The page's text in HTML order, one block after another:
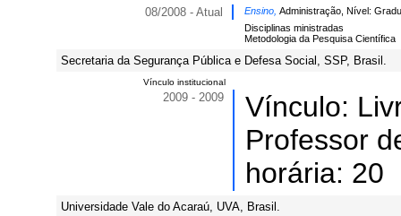
08/2008 - Atual Ensino, Administração, Nível:
Disciplinas ministradas
Metodologia da Pesquisa Científica
Secretaria da Segurança Pública e Defesa Social, SSP, Brasil.
Vínculo institucional
2009 - 2009
Vínculo:
Professor
horária: 20
Universidade Vale do Acaraú, UVA, Brasil.